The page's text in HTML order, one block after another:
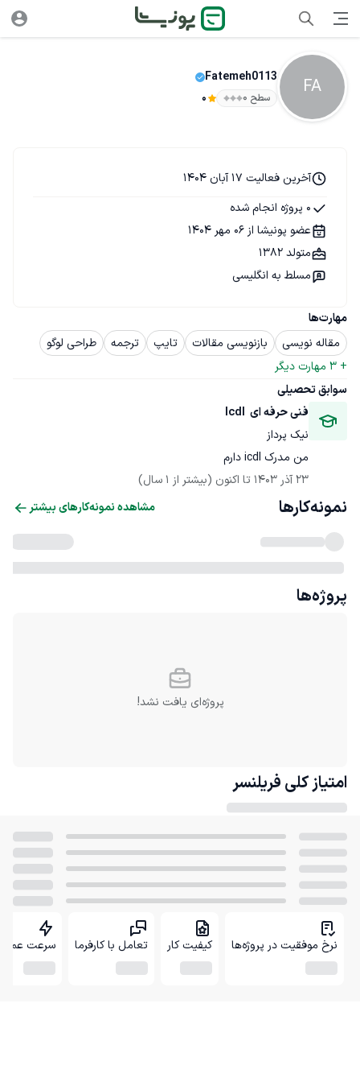
FA
Fatemeh0113
سطح ۰ 0
مهارت‌ها
مقاله نویسی
بازنویسی مقالات تایپ ترجمه
طراحی لوگو
+
3 مهارت دیگر
سوابق تحصیلی
فنی حرفه ای  lcdl
نیک پرداز
من مدرک icdl دارم
23 آذر 1403
تا اکنون (بیشتر از 1 سال)
آخرین فعالیت 17 آبان 1404
0 پروژه انجام شده
عضو پونیشا از 06 مهر 1404
متولد 1382
مسلط به انگلیسی
نمونه‌کارها مشاهده نمونه‌کارهای بیشتر
پروژه‌ها
پروژه‌ای یافت نشد!
امتیاز کلی فریلنسر
نرخ موفقیت در پروژه‌ها کیفیت کار تعامل با کارفرما سرعت عمل